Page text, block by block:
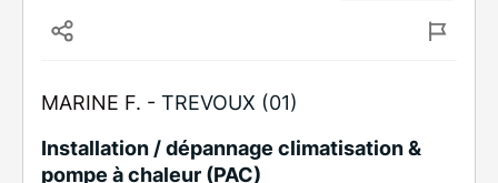
MARINE F. - TREVOUX (01)
Installation / dépannage climatisation &
pompe à chaleur (PAC)